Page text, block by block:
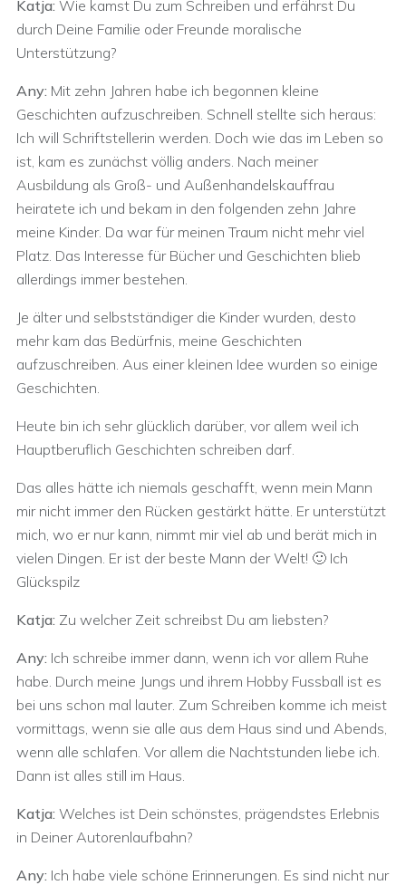
Katja: Wie kamst Du zum Schreiben und erfährst Du
durch Deine Familie oder Freunde moralische
Unterstützung?
Any: Mit zehn Jahren habe ich begonnen kleine
Geschichten aufzuschreiben. Schnell stellte sich heraus:
Ich will Schriftstellerin werden. Doch wie das im Leben so
ist, kam es zunächst völlig anders. Nach meiner
Ausbildung als Groß- und Außenhandelskauffrau
heiratete ich und bekam in den folgenden zehn Jahre
meine Kinder. Da war für meinen Traum nicht mehr viel
Platz. Das Interesse für Bücher und Geschichten blieb
allerdings immer bestehen.
Je älter und selbstständiger die Kinder wurden, desto
mehr kam das Bedürfnis, meine Geschichten
aufzuschreiben. Aus einer kleinen Idee wurden so einige
Geschichten.
Heute bin ich sehr glücklich darüber, vor allem weil ich
Hauptberuflich Geschichten schreiben darf.
Das alles hätte ich niemals geschafft, wenn mein Mann
mir nicht immer den Rücken gestärkt hätte. Er unterstützt
mich, wo er nur kann, nimmt mir viel ab und berät mich in
vielen Dingen. Er ist der beste Mann der Welt! 🙂 Ich
Glückspilz
Katja: Zu welcher Zeit schreibst Du am liebsten?
Any: Ich schreibe immer dann, wenn ich vor allem Ruhe
habe. Durch meine Jungs und ihrem Hobby Fussball ist es
bei uns schon mal lauter. Zum Schreiben komme ich meist
vormittags, wenn sie alle aus dem Haus sind und Abends,
wenn alle schlafen. Vor allem die Nachtstunden liebe ich.
Dann ist alles still im Haus.
Katja: Welches ist Dein schönstes, prägendstes Erlebnis
in Deiner Autorenlaufbahn?
Any: Ich habe viele schöne Erinnerungen. Es sind nicht nur